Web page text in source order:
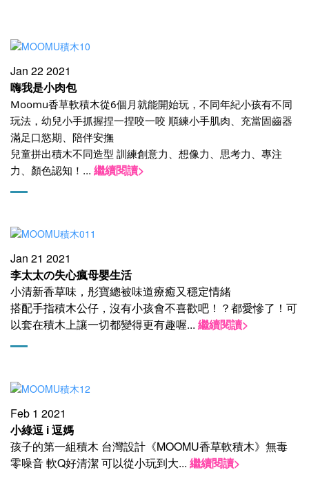
Jan 22 2021
嗨我是小肉包
Moomu香草軟積木從6個月就能開始玩，不同年紀小孩有不同
玩法，幼兒小手抓握捏一捏咬一咬 順練小手肌肉、充當固齒器
滿足口慾期、陪伴安撫
兒童拼出積木不同造型 訓練創意力、想像力、思考力、專注
力、顏色認知！ ... 繼續閱讀>
Jan 21 2021
李太太の失心瘋母嬰生活
小清新香草味，彤寶總被味道療癒又穩定情緒
搭配手指積木公仔，沒有小孩會不喜歡吧！？都愛慘了！可
以套在積木上讓一切都變得更有趣喔... 繼續閱讀>
Feb 1 2021
小綠逗 i 逗媽
孩子的第一組積木 台灣設計《MOOMU香草軟積木》無毒
零噪音 軟Q好清潔 可以從小玩到大... 繼續閱讀>